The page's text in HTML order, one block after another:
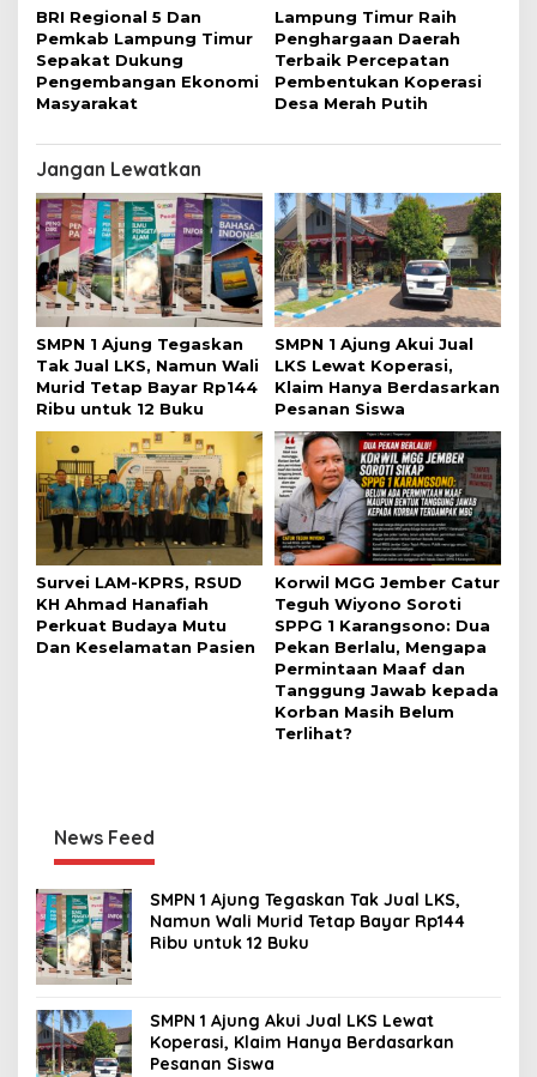
BRI Regional 5 Dan
Pemkab Lampung Timur
Sepakat Dukung
Pengembangan Ekonomi
Masyarakat
Lampung Timur Raih
Penghargaan Daerah
Terbaik Percepatan
Pembentukan Koperasi
Desa Merah Putih
Jangan Lewatkan
SMPN 1 Ajung Tegaskan
Tak Jual LKS, Namun Wali
Murid Tetap Bayar Rp144
Ribu untuk 12 Buku
SMPN 1 Ajung Akui Jual
LKS Lewat Koperasi,
Klaim Hanya Berdasarkan
Pesanan Siswa
Survei LAM-KPRS, RSUD
KH Ahmad Hanafiah
Perkuat Budaya Mutu
Dan Keselamatan Pasien
Korwil MGG Jember Catur
Teguh Wiyono Soroti
SPPG 1 Karangsono: Dua
Pekan Berlalu, Mengapa
Permintaan Maaf dan
Tanggung Jawab kepada
Korban Masih Belum
Terlihat?
News Feed
SMPN 1 Ajung Tegaskan Tak Jual LKS,
Namun Wali Murid Tetap Bayar Rp144
Ribu untuk 12 Buku
SMPN 1 Ajung Akui Jual LKS Lewat
Koperasi, Klaim Hanya Berdasarkan
Pesanan Siswa